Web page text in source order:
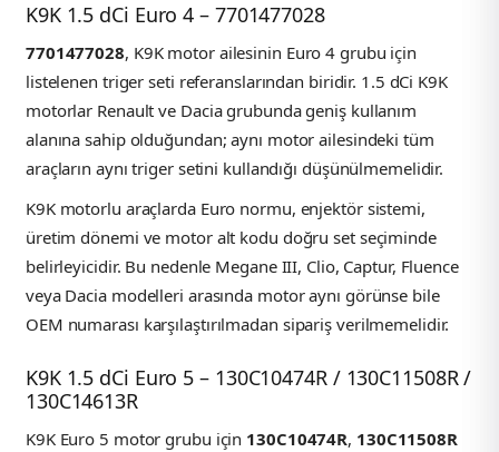
K9K 1.5 dCi Euro 4 – 7701477028
7701477028, K9K motor ailesinin Euro 4 grubu için
listelenen triger seti referanslarından biridir. 1.5 dCi K9K
motorlar Renault ve Dacia grubunda geniş kullanım
alanına sahip olduğundan; aynı motor ailesindeki tüm
araçların aynı triger setini kullandığı düşünülmemelidir.
K9K motorlu araçlarda Euro normu, enjektör sistemi,
üretim dönemi ve motor alt kodu doğru set seçiminde
belirleyicidir. Bu nedenle Megane III, Clio, Captur, Fluence
veya Dacia modelleri arasında motor aynı görünse bile
OEM numarası karşılaştırılmadan sipariş verilmemelidir.
K9K 1.5 dCi Euro 5 – 130C10474R / 130C11508R /
130C14613R
K9K Euro 5 motor grubu için 130C10474R, 130C11508R